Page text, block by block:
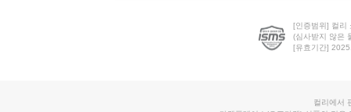
[인증범위] 컬리
(심사받지 않은
[유효기간]
컬리에서